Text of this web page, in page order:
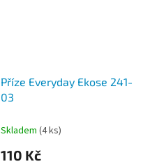
Příze Everyday Ekose 241-
03
Skladem (4 ks)
110 Kč